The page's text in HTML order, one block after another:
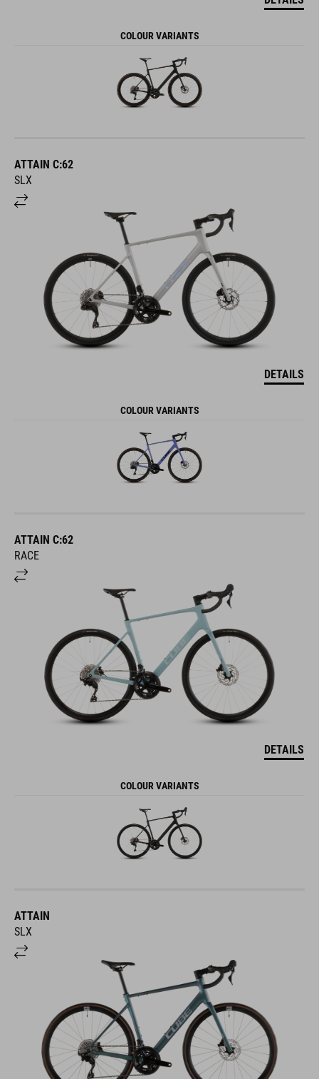
COLOUR VARIANTS
ATTAIN C:62
SLX
DETAILS
COLOUR VARIANTS
ATTAIN C:62
RACE
DETAILS
COLOUR VARIANTS
ATTAIN
SLX